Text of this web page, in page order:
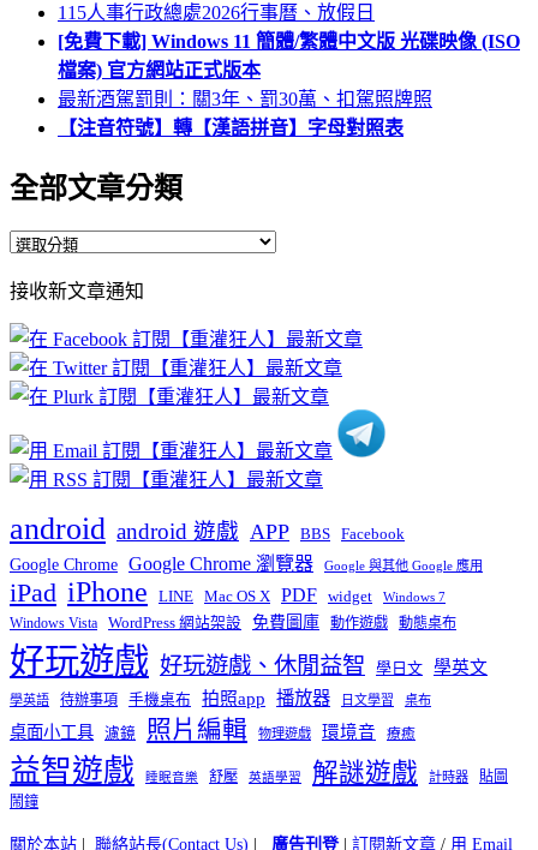
115人事行政總處2026行事曆、放假日
[免費下載] Windows 11 簡體/繁體中文版 光碟映像 (ISO
檔案) 官方網站正式版本
最新酒駕罰則：關3年、罰30萬、扣駕照牌照
【注音符號】轉【漢語拼音】字母對照表
全部文章分類
全
文
章
分
類
接收新文章通知
android android 遊戲 APP BBS Facebook
Google Chrome Google Chrome 瀏覽器 Google 與其他 Google 應用
iPad iPhone LINE Mac OS X PDF widget Windows 7
Windows Vista WordPress 網站架設 免費圖庫 動作遊戲 動態桌布
好玩遊戲 好玩遊戲、休閒益智 學日文 學英文
學英語 待辦事項 手機桌布 拍照app 播放器 日文學習 桌布
桌面小工具 濾鏡 照片編輯 物理遊戲 環境音 療癒
益智遊戲 睡眠音樂 舒壓 英語學習 解謎遊戲 計時器
貼圖
鬧鐘
關於本站 | 聯絡站長(Contact Us) | 廣告刊登| 訂閱新文章 / 用 Email